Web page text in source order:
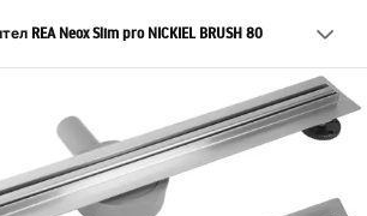
REA Neox Slim pro NICKIEL BRUSH 80